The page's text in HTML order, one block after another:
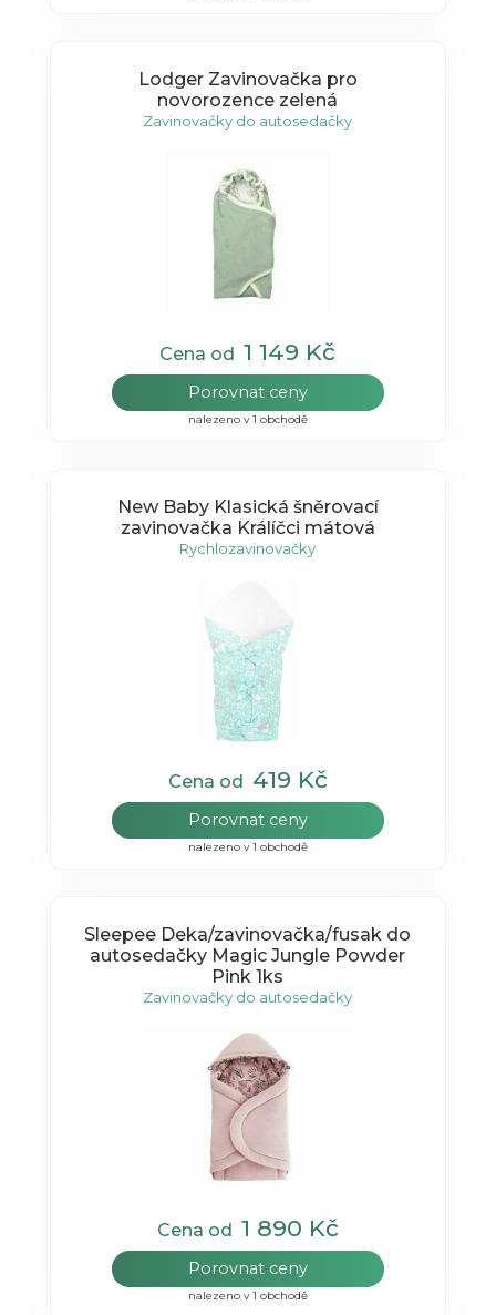
Lodger Zavinovačka pro
novorozence zelená
Zavinovačky do autosedačky
Cena od1 149 Kč
Porovnat ceny
nalezeno v 1 obchodě
New Baby Klasická šněrovací
zavinovačka Králíčci mátová
Rychlozavinovačky
Cena od 419 Kč
Porovnat ceny
nalezeno v 1 obchodě
Sleepee Deka/zavinovačka/fusak do
autosedačky Magic Jungle Powder
Pink 1ks
Zavinovačky do autosedačky
Cena od 1 890 Kč
Porovnat ceny
nalezeno v 1 obchodě